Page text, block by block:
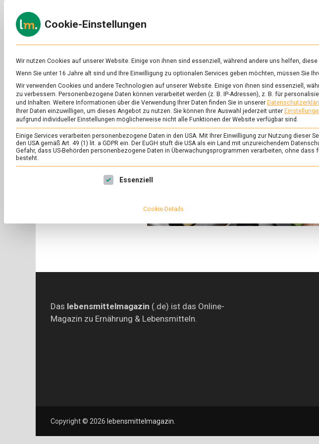
to
content
zu
&
Ernährung
SCHLAGWORT: SCHNITTKÄSE
Das lebensmittelmagazin (.de) ist das Online-
Magazin zu Ernährung & Lebensmitteln.
Copyright © 2026 lebensmittelmagazin
Cookie-Einstellungen
Wir nutzen Cookies auf unserer Website. Einige von ihnen sind essenziell, während andere uns helfen,
Wenn Sie unter 16 Jahre alt sind und Ihre Einwilligung zu optionalen Services geben möchten, müssen Sie
Wir verwenden Cookies und andere Technologien auf unserer Website. Einige von ihnen sind essenziell,
zu verbessern. Personenbezogene Daten können verarbeitet werden (z. B. IP-Adressen), z. B. für
und Inhalten. Weitere Informationen über die Verwendung Ihrer Daten finden Sie in unserer
Ihrer Daten einzuwilligen, um dieses Angebot zu nutzen. Sie können Ihre Auswahl jederzeit unter
aufgrund individueller Einstellungen möglicherweise nicht alle Funktionen der Website verfügbar sind.
Einige Services verarbeiten personenbezogene Daten in den USA. Mit Ihrer Einwilligung zur Nutzung dieser
den USA gemäß Art. 49 (1) lit. a GDPR ein. Der EuGH stuft die USA als ein Land mit unzureichendem
Gefahr, dass US-Behörden personenbezogene Daten in Überwachungsprogrammen verarbeiten, ohne
besteht.
Es folgt eine Liste der Service-Gruppen, für die eine Einwilligung erteilt werden
Essenziell
Cookie-Details